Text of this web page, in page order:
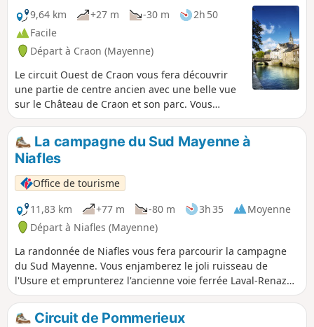
9,64 km
+27 m -30 m
2h 50
Facile
Départ à Craon (Mayenne)
Le circuit Ouest de Craon vous fera découvrir
une partie de centre ancien avec une belle vue
sur le Château de Craon et son parc. Vous
longerez également l'Oudon et les jardins
familiaux très agréables au printemps. Enfin,
vous profiterez du calme de l'ancienne voie
ferrée Laval / Renazé, aujourd'hui agréable Voie
Verte.
La campagne du Sud Mayenne à
Niafles
Office de tourisme
11,83 km
+77 m -80 m 3h 35
Moyenne
Départ à Niafles (Mayenne)
La randonnée de Niafles vous fera parcourir la campagne
du Sud Mayenne. Vous enjamberez le joli ruisseau de
l'Usure et emprunterez l'ancienne voie ferrée Laval-Renazé
aujourd'hui réhabilitée en voie verte.
Circuit de Pommerieux